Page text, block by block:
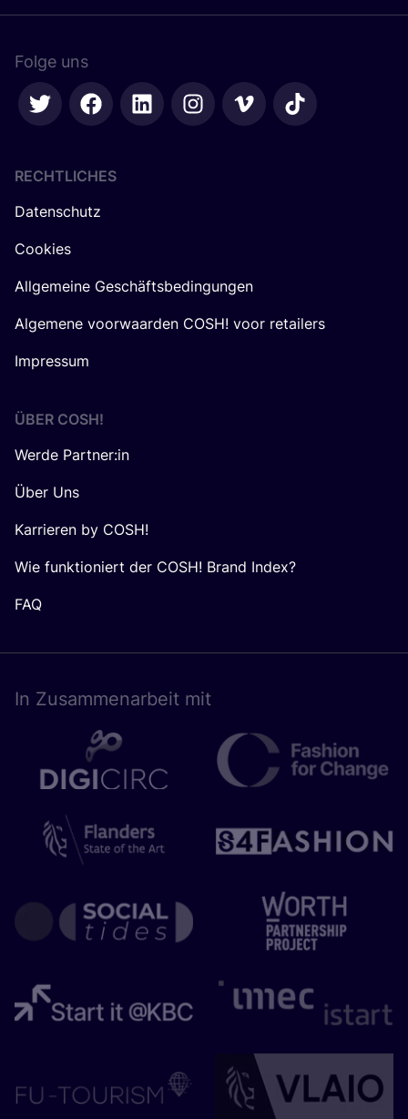
Folge uns
RECHTLICHES
Datenschutz
Cookies
Allgemeine Geschäftsbedingungen
Algemene voorwaarden COSH! voor retailers
Impressum
ÜBER COSH!
Werde Partner:in
Über Uns
Karrieren by COSH!
Wie funktioniert der COSH! Brand Index?
FAQ
In Zusam­men­ar­beit mit